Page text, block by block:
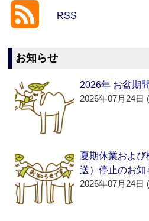
RSS
お知らせ
2026年 お盆期
2026年07月24日
夏期休業およ
送）停止のお知
2026年07月24日